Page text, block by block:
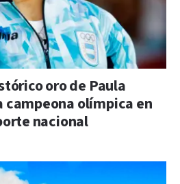
oro de Paula
campeona olímpica en
nacional